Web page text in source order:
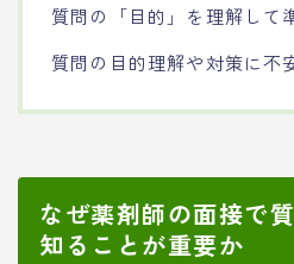
質問の「目的」を理解して
質問の目的理解や対策に不
なぜ薬剤師の面接で
知ることが重要か